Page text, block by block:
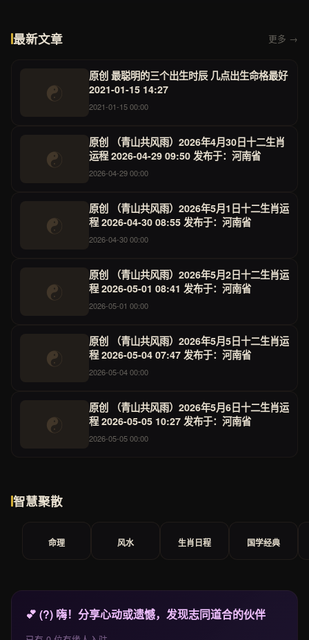
最新文章 更多 →
☯
原创 最聪明的三个出生时辰 几点出生命格最好
2021-01-15 14:27
2021-01-15 00:00
☯
原创 （青山共风雨）2026年4月30日十二生肖
运程 2026-04-29 09:50 发布于：河南省
2026-04-29 00:00
☯
原创 （青山共风雨）2026年5月1日十二生肖运
程 2026-04-30 08:55 发布于：河南省
2026-04-30 00:00
☯
原创 （青山共风雨）2026年5月2日十二生肖运
程 2026-05-01 08:41 发布于：河南省
2026-05-01 00:00
☯
原创 （青山共风雨）2026年5月5日十二生肖运
程 2026-05-04 07:47 发布于：河南省
2026-05-04 00:00
☯
原创 （青山共风雨）2026年5月6日十二生肖运
程 2026-05-05 10:27 发布于：河南省
2026-05-05 00:00
智慧聚散
命理 风水 生肖日程 国学经典
💕 (?) 嗨！分享心动或遗憾，发现志同道合的伙伴